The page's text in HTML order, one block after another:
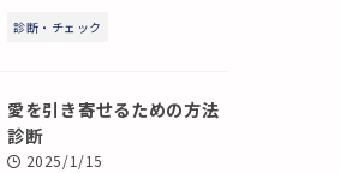
診断・チェック
愛を引き寄せるための方法
診断
2025/1/15